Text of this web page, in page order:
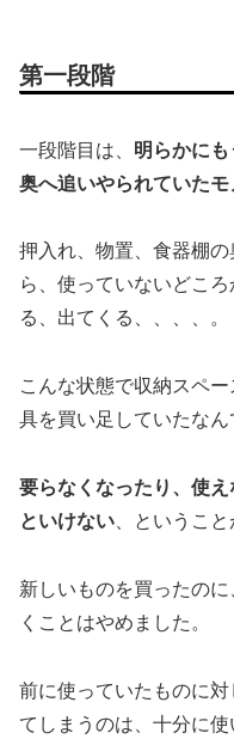
第一段階
一段階目は、 明らかに
奥へ追いやられていたモ
押入れ、物置、食器棚
ら、使っていないどこ
る、出てくる、、、、。
こんな状態で収納スペ
具を買い足していたなん
要らなくなったり、使
といけない 、というこ
新しいものを買ったの
くことはやめました。
前に使っていたものに
てしまうのは、十分に